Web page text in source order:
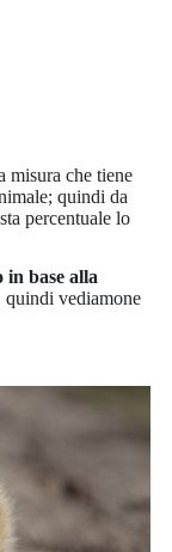
misura che tiene
quindi da
percentuale lo
base alla
quindi vediamone